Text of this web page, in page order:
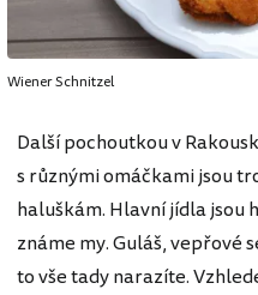
Wiener Schnitzel
Další pochoutkou v
s různými omáčkami jsou
haluškám. Hlavní jídla jsou
známe my. Guláš, vepřové
to vše tady narazíte.